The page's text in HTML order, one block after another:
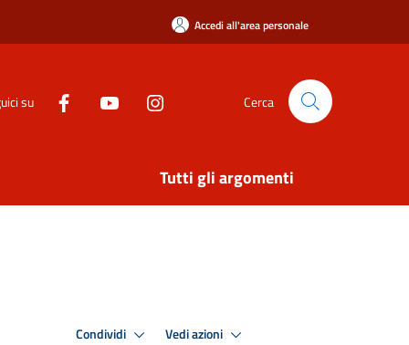
Accedi all'area personale
su Cerca
Tutti gli argomenti
Condividi Vedi azioni